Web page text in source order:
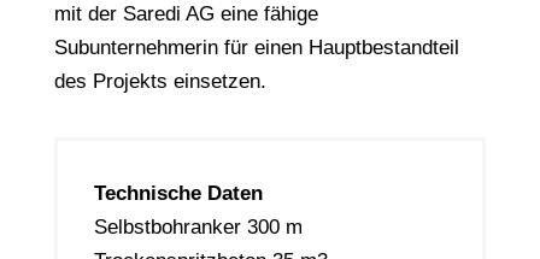
mit der Saredi AG eine fähige
Subunternehmerin für einen Hauptbestandteil
des Projekts einsetzen.
Technische Daten
Selbstbohranker 300 m